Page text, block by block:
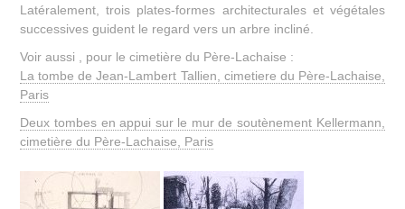
Latéralement, trois plates-formes architecturales et végétales
successives guident le regard vers un arbre incliné.
Voir aussi , pour le cimetière du Père-Lachaise :
La tombe de Jean-Lambert Tallien, cimetiere du Père-Lachaise,
Paris
Deux tombes en appui sur le mur de soutènement Kellermann,
cimetière du Père-Lachaise, Paris